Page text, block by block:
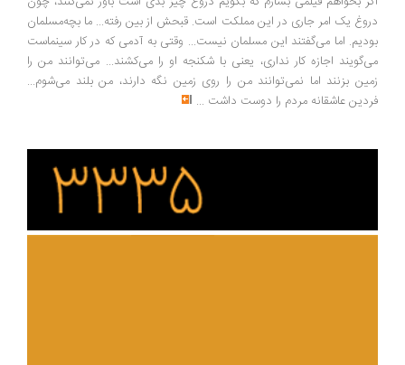
یک امر جاری در این مملکت است. قبحش از بین رفته... ما بچه‌مسلمان
اما می‌گفتند این مسلمان نیست... وقتی به آدمی که در کار سینماست
اجازه کار نداری، یعنی با شکنجه او را می‌کشند... می‌توانند من را
بزنند اما نمی‌توانند من را روی زمین نگه دارند، من بلند می‌شوم...
عاشقانه مردم را دوست داشت ...